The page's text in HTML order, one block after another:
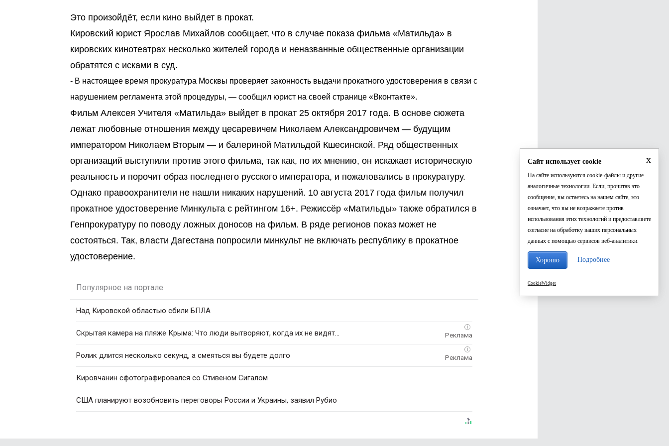
Это произойдёт, если кино выйдет в прокат.
Кировский юрист Ярослав Михайлов сообщает, что в случае показа фильма «Матильда» в
кировских кинотеатрах несколько жителей города и неназванные общественные организации
обратятся с исками в суд.
- В настоящее время прокуратура Москвы проверяет законность выдачи прокатного удостоверения в связи с
нарушением регламента этой процедуры, — сообщил юрист на своей странице «Вконтакте».
Фильм Алексея Учителя «Матильда» выйдет в прокат 25 октября 2017 года. В основе сюжета
лежат любовные отношения между цесаревичем Николаем Александровичем — будущим
императором Николаем Вторым — и балериной Матильдой Кшесинской. Ряд общественных
организаций выступили против этого фильма, так как, по их мнению, он искажает историческую
реальность и порочит образ последнего русского императора, и пожаловались в прокуратуру.
Однако правоохранители не нашли никаких нарушений. 10 августа 2017 года фильм получил
прокатное удостоверение Минкульта с рейтингом 16+. Режиссёр «Матильды» также обратился в
Генпрокуратуру по поводу ложных доносов на фильм. В ряде регионов показ может не
состояться. Так, власти Дагестана попросили минкульт не включать республику в прокатное
удостоверение.
Популярное на портале
Над Кировской областью сбили БПЛА
i
Скрытая камера на пляже Крыма: Что люди вытворяют, когда их не видят...
i
Ролик длится несколько секунд, а смеяться вы будете долго
Кировчанин сфотографировался со Стивеном Сигалом
США планируют возобновить переговоры России и Украины, заявил Рубио
x
Сайт использует cookie
На сайте используются cookie-файлы и другие
аналогичные технологии. Если, прочитав это
сообщение, вы остаетесь на нашем сайте, это
означает, что вы не возражаете против
использования этих технологий и предоставляете
согласие на обработку ваших персональных
данных с помощью сервисов веб-аналитики.
Хорошо Подробнее
CookieWidget